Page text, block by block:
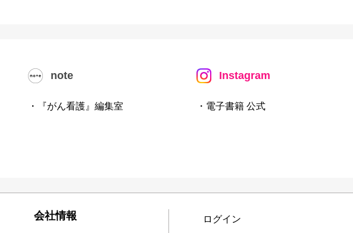
note
・『がん看護』編集室
Instagram
・電子書籍 公式
会社情報
ログイン